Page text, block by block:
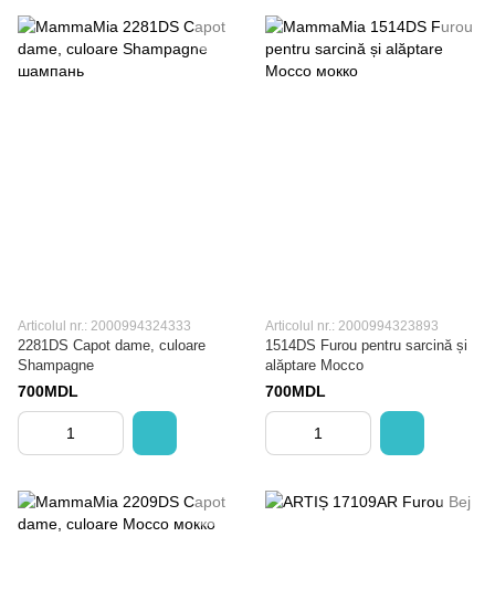
Articolul nr.: 2000994324333
2281DS Capot dame, culoare
Shampagne
700MDL
Articolul nr.: 2000994323893
1514DS Furou pentru sarcină și
alăptare Mocco
700MDL